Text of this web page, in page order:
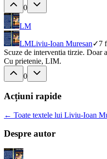
0
LM
LMLiviu-Ioan Muresan✓7
Scuze de interventia tirzie. Doar
Cu prietenie, LIM.
0
Acțiuni rapide
← Toate textele lui Liviu-Ioan
Despre autor